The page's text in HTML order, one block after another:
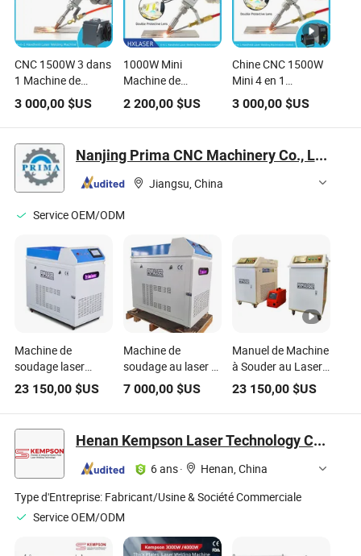
CNC 1500W 3 dans
1 Machine de
soudage laser à
fibre portative et
manuelle pour
métal
3 000,00 $US
1000W Mini
Machine de
Soudage Laser
Portative pour
Métal CS Plaque
Soudure Laser
Coupe Nettoyage
avec Prix d'Usine
2 200,00$US
Chine CNC 1500W
Mini 4 en 1
Soudeuse laser
portable à fibre
pour soudage,
découpe de métaux
en acier inoxydable
3 000,00$US
Nanjing Prima CNC Machinery Co., Ltd.
Jiangsu, China
Service OEM/ODM
Machine de
soudage laser
portable 500W
Soudure laser en
acier inoxydable
23 150,00 $US
Machine de
soudage au laser à
fibre portative 1kw
2kw pour
aluminium, cuivre,
avec fils
d'alimentation
7 000,00$US
Manuel de Machine
à Souder au Laser
en Aluminium à
Fibre Optique
Portative 500W
100W 1500W
2000W
23 150,00$US
Henan Kempson Laser Technology Co., Ltd
6 ans·
Henan, China
Type d'Entreprise: Fabricant/Usine & Société Commerciale
Service OEM/ODM